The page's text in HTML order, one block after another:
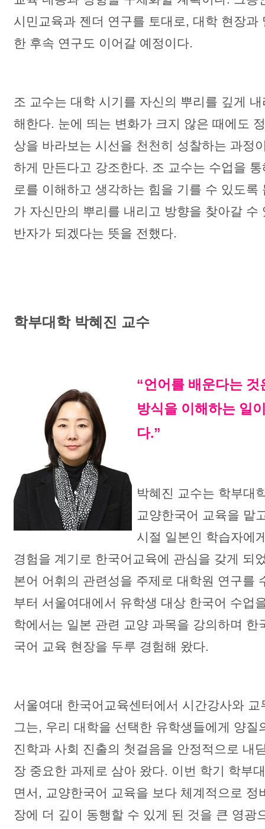
시민교육과 젠더 연구를 토대로, 대학 현장과
한 후속 연구도 이어갈 예정이다.
조 교수는 대학 시기를 자신의 뿌리를 깊게
해한다. 눈에 띄는 변화가 크지 않은 때에도
상을 바라보는 시선을 천천히 성찰하는 과정
하게 만든다고 강조한다. 조 교수는 수업을
로를 이해하고 생각하는 힘을 기를 수 있도록
가 자신만의 뿌리를 내리고 방향을 찾아갈 수
반자가 되겠다는 뜻을 전했다.
학부대학 박혜진 교수
“언어를 배운다는 것
방식을 이해하는 일
다.”
박혜진 교수는 학부대
교양한국어 교육을 맡
시절 일본인 학습자에
경험을 계기로 한국어교육에 관심을 갖게 되
본어 어휘의 관련성을 주제로 대학원 연구를
부터 서울여대에서 유학생 대상 한국어 수업
학에서는 일본 관련 교양 과목을 강의하며 한
국어 교육 현장을 두루 경험해 왔다.
서울여대 한국어교육센터에서 시간강사와 교
그는, 우리 대학을 선택한 유학생들에게 양질
진학과 사회 진출의 첫걸음을 안정적으로 내
장 중요한 과제로 삼아 왔다. 이번 학기 학부
면서, 교양한국어 교육을 보다 체계적으로 정
장에 더 깊이 동행할 수 있게 된 것을 큰 영광